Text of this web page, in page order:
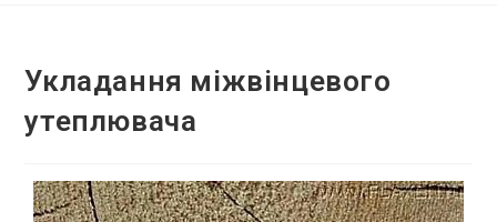
Укладання міжвінцевого
утеплювача